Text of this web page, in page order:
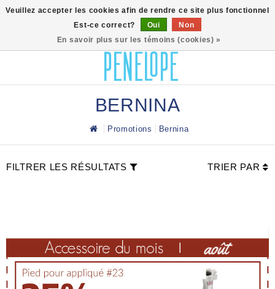
BERNINA
Promotions Bernina
FILTRER LES RÉSULTATS TRIER PAR
Veuillez accepter les cookies afin de rendre ce site plus fonctionnel
Est-ce correct?
Oui
Non
En savoir plus sur les témoins (cookies) »